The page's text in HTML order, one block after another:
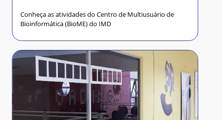
Conheça as atividades do Centro de Multiusuário de
Bioinformática (BioME) do IMD